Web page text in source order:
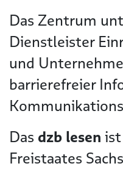
Das Zentrum
Dienstleister
und
barrierefreier
Das dzb lesen
Freistaates